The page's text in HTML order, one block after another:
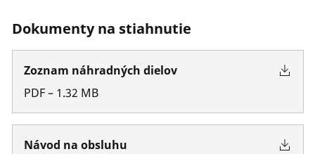
Dokumenty na stiahnutie
Zoznam náhradných dielov
PDF– 1.32 MB
Návod na obsluhu